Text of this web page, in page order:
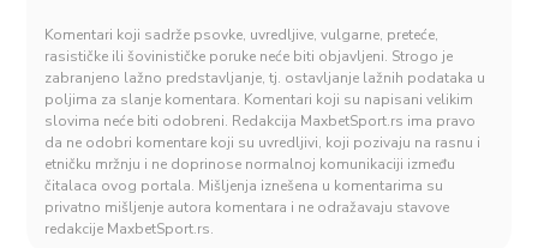
Komentari koji sadrže psovke, uvredljive, vulgarne, preteće,
rasističke ili šovinističke poruke neće biti objavljeni. Strogo je
zabranjeno lažno predstavljanje, tj. ostavljanje lažnih podataka u
poljima za slanje komentara. Komentari koji su napisani velikim
slovima neće biti odobreni. Redakcija MaxbetSport.rs ima pravo
da ne odobri komentare koji su uvredljivi, koji pozivaju na rasnu i
etničku mržnju i ne doprinose normalnoj komunikaciji između
čitalaca ovog portala. Mišljenja iznešena u komentarima su
privatno mišljenje autora komentara i ne odražavaju stavove
redakcije MaxbetSport.rs.